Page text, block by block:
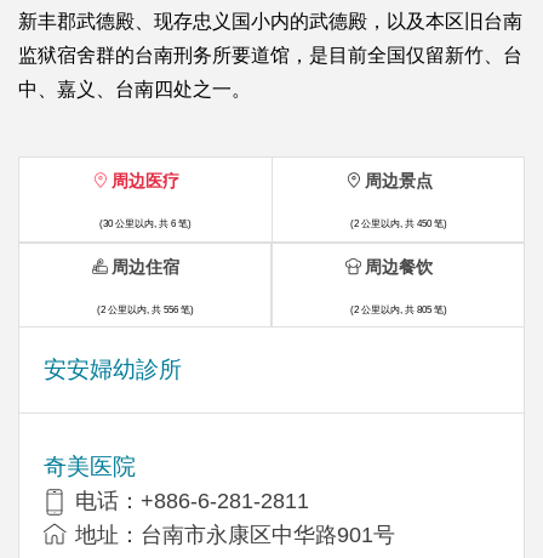
新丰郡武德殿、现存忠义国小内的武德殿，以及本区旧台南
监狱宿舍群的台南刑务所要道馆，是目前全国仅留新竹、台
中、嘉义、台南四处之一。
周边医疗
(30 公里以内, 共 6 笔)
安安婦幼診所
奇美医院
电话：+886-6-281-2811
地址：台南市永康区中华路901号
周边景点
(2 公里以内, 共 450 笔)
周边住宿
(2 公里以内, 共 556 笔)
周边餐饮
(2 公里以内, 共 805 笔)